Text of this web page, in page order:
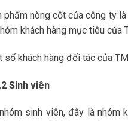
phẩm nòng cốt của công ty
khách hàng mục tiêu của
số khách hàng đối tác của
Sinh viên
sinh viên, đây là nhóm